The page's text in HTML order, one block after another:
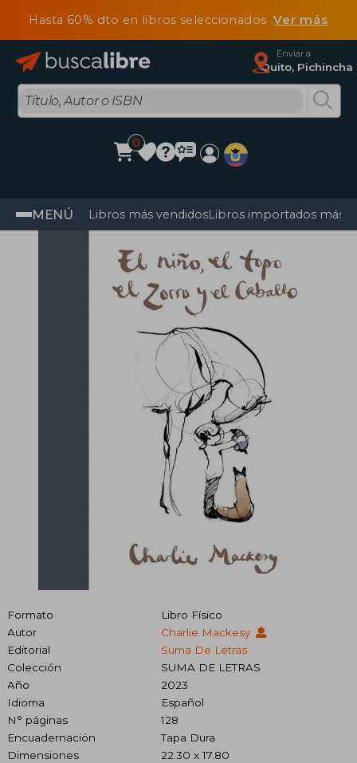
Hasta 60% dto en libros seleccionadosVer más
Enviar a
Quito, Pichincha
0
MENÚ Libros más vendidosLibros importados más
Formato
Libro Físico
Autor
Charlie Mackesy
Editorial
Suma De Letras
Colección
SUMA DE LETRAS
Año
2023
Idioma
Español
N° páginas
128
Encuadernación
Tapa Dura
Dimensiones
22.30 x 17.80